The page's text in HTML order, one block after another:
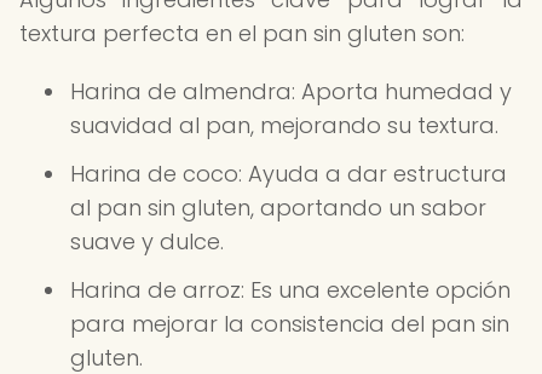
textura perfecta en el pan sin gluten son:
Harina de almendra: Aporta humedad y
suavidad al pan, mejorando su textura.
Harina de coco: Ayuda a dar estructura
al pan sin gluten, aportando un sabor
suave y dulce.
Harina de arroz: Es una excelente opción
para mejorar la consistencia del pan sin
gluten.